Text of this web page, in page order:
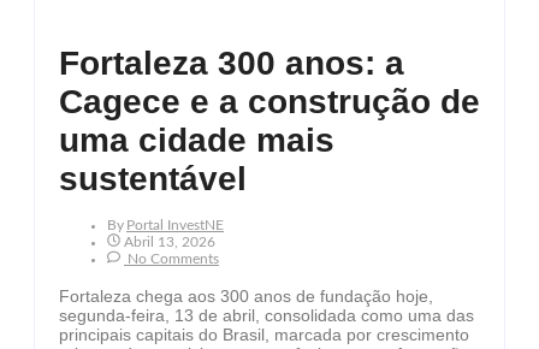
Fortaleza 300 anos: a
Cagece e a construção de
uma cidade mais
sustentável
By Portal InvestNE
Abril 13, 2026
No Comments
Fortaleza chega aos 300 anos de fundação hoje,
segunda-feira, 13 de abril, consolidada como uma das
principais capitais do Brasil, marcada por crescimento